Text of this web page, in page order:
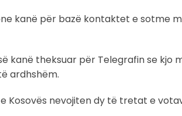
kanë për bazë kontaktet e sotme
kanë theksuar për Telegrafin se
ardhshëm.
Kosovës nevojiten dy të tretat e